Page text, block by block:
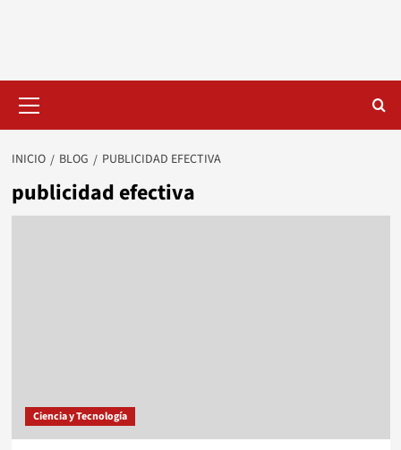
principal
INICIO BLOG PUBLICIDAD EFECTIVA
publicidad efectiva
Ciencia y Tecnología